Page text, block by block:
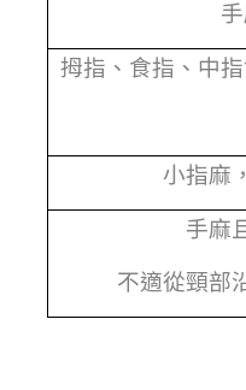
拇指、食指、中
小指麻
手麻
不適從頸部